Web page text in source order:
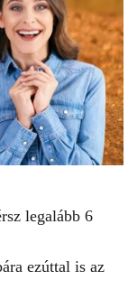
legalább 6
ezúttal is az